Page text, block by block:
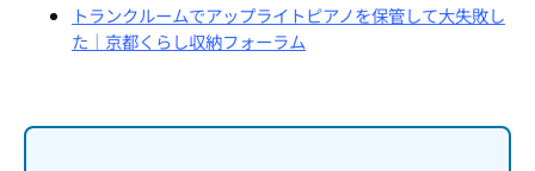
トランクルームでアップライトピアノを保管して大失敗し
た｜京都くらし収納フォーラム